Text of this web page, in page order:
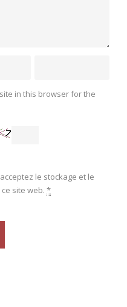
in this browser for the
le stockage et le
site web. *